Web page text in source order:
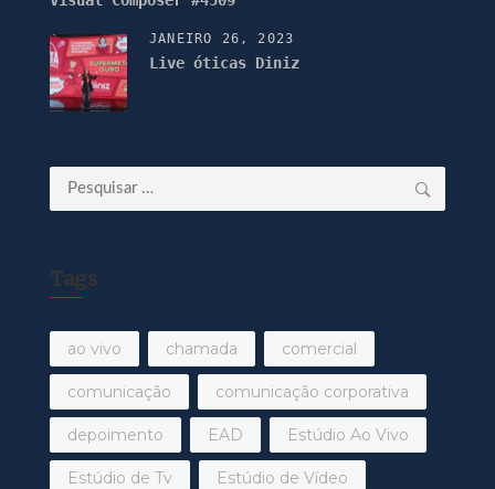
JANEIRO 26, 2023
Live óticas Diniz
Pesquisar
por:
Tags
ao vivo chamada comercial
comunicação comunicação corporativa
depoimento EAD Estúdio Ao Vivo
Estúdio de Tv Estúdio de Vídeo